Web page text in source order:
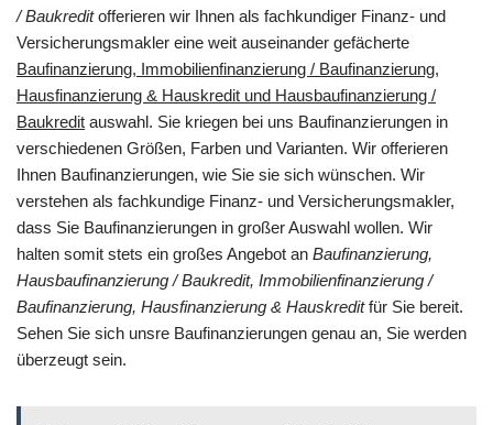
/ Baukreditofferieren wir Ihnen als fachkundiger Finanz- und
Versicherungsmakler eine weit auseinander gefächerte
Baufinanzierung, Immobilienfinanzierung / Baufinanzierung,
Hausfinanzierung & Hauskredit und Hausbaufinanzierung /
Baukredit auswahl. Sie kriegen bei uns Baufinanzierungen in
verschiedenen Größen, Farben und Varianten. Wir offerieren
Ihnen Baufinanzierungen, wie Sie sie sich wünschen. Wir
verstehen als fachkundige Finanz- und Versicherungsmakler,
dass Sie Baufinanzierungen in großer Auswahl wollen. Wir
halten somit stets ein großes Angebot an Baufinanzierung,
Hausbaufinanzierung / Baukredit, Immobilienfinanzierung /
Baufinanzierung, Hausfinanzierung & Hauskreditfür Sie bereit.
Sehen Sie sich unsre Baufinanzierungen genau an, Sie werden
überzeugt sein.